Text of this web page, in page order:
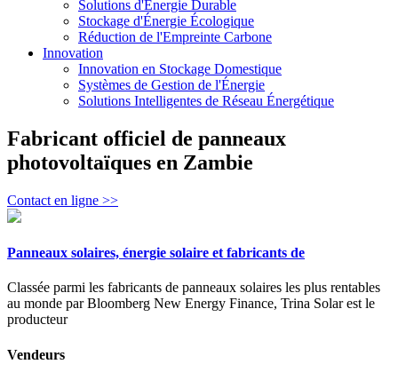
Solutions d'Énergie Durable
Stockage d'Énergie Écologique
Réduction de l'Empreinte Carbone
Innovation
Innovation en Stockage Domestique
Systèmes de Gestion de l'Énergie
Solutions Intelligentes de Réseau Énergétique
Fabricant officiel de panneaux
photovoltaïques en Zambie
Contact en ligne >>
Panneaux solaires, énergie solaire et fabricants de
Classée parmi les fabricants de panneaux solaires les plus rentables
au monde par Bloomberg New Energy Finance, Trina Solar est le
producteur
Vendeurs